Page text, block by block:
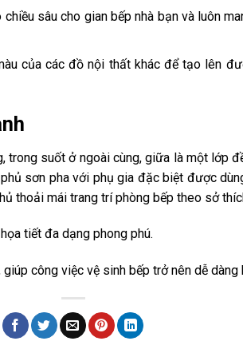
sâu cho gian bếp nhà bạn và luôn
của các đồ nội thất khác để tạo lên
suốt ở ngoài cùng, giữa là một lớp
sơn pha với phụ gia đặc biệt được
thoải mái trang trí phòng bếp theo sở
tiết đa dạng phong phú.
công việc vệ sinh bếp trở nên dễ dàng